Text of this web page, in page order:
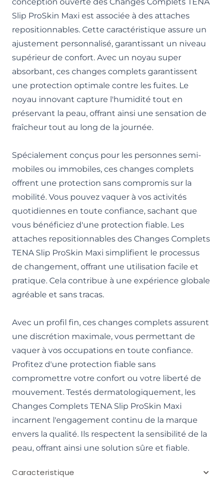
Slip ProSkin Maxi est associée à des attaches
repositionnables. Cette caractéristique assure un
ajustement personnalisé, garantissant un niveau
supérieur de confort. Avec un noyau super
absorbant, ces changes complets garantissent
une protection optimale contre les fuites. Le
noyau innovant capture l'humidité tout en
préservant la peau, offrant ainsi une sensation de
fraîcheur tout au long de la journée.
Spécialement conçus pour les personnes semi-
mobiles ou immobiles, ces changes complets
offrent une protection sans compromis sur la
mobilité. Vous pouvez vaquer à vos activités
quotidiennes en toute confiance, sachant que
vous bénéficiez d'une protection fiable. Les
attaches repositionnables des Changes Complets
TENA Slip ProSkin Maxi simplifient le processus
de changement, offrant une utilisation facile et
pratique. Cela contribue à une expérience globale
agréable et sans tracas.
Avec un profil fin, ces changes complets assurent
une discrétion maximale, vous permettant de
vaquer à vos occupations en toute confiance.
Profitez d'une protection fiable sans
compromettre votre confort ou votre liberté de
mouvement. Testés dermatologiquement, les
Changes Complets TENA Slip ProSkin Maxi
incarnent l'engagement continu de la marque
envers la qualité. Ils respectent la sensibilité de la
peau, offrant ainsi une solution sûre et fiable.
Caracteristique